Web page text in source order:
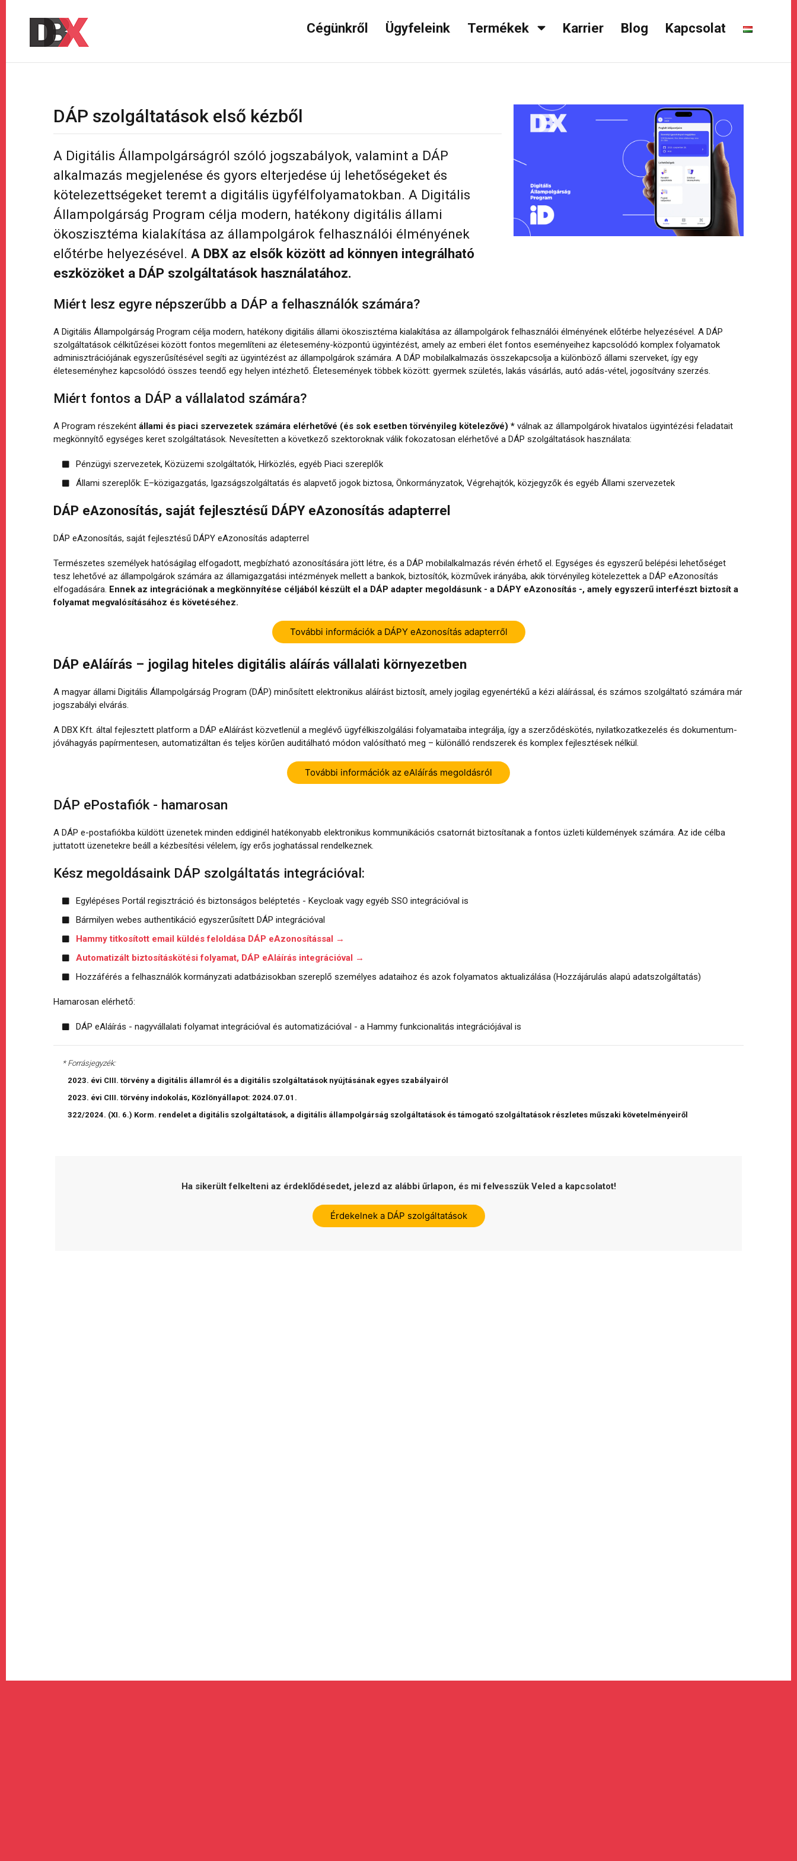
Cégünkről Ügyfeleink Termékek Karrier Blog Kapcsolat
DÁP szolgáltatások első kézből
A Digitális Állampolgárságról szóló jogszabályok, valamint a DÁP
alkalmazás megjelenése és gyors elterjedése új lehetőségeket és
kötelezettségeket teremt a digitális ügyfélfolyamatokban. A Digitális
Állampolgárság Program célja modern, hatékony digitális állami
ökoszisztéma kialakítása az állampolgárok felhasználói élményének
előtérbe helyezésével. A DBX az elsők között ad könnyen integrálható
eszközöket a DÁP szolgáltatások használatához.
Miért lesz egyre népszerűbb a DÁP a felhasználók számára?
A Digitális Állampolgárság Program célja modern, hatékony digitális állami ökoszisztéma kialakítása az állampolgárok felhasználói élményének előtérbe helyezésével. A DÁP
szolgáltatások célkitűzései között fontos megemlíteni az életesemény-központú ügyintézést, amely az emberi élet fontos eseményeihez kapcsolódó komplex folyamatok
adminisztrációjának egyszerűsítésével segíti az ügyintézést az állampolgárok számára. A DÁP mobilalkalmazás összekapcsolja a különböző állami szerveket, így egy
életeseményhez kapcsolódó összes teendő egy helyen intézhető. Életesemények többek között: gyermek születés, lakás vásárlás, autó adás-vétel, jogosítvány szerzés.
Miért fontos a DÁP a vállalatod számára?
A Program részeként állami és piaci szervezetek számára elérhetővé (és sok esetben törvényileg kötelezővé) * válnak az állampolgárok hivatalos ügyintézési feladatait
megkönnyítő egységes keret szolgáltatások. Nevesítetten a következő szektoroknak válik fokozatosan elérhetővé a DÁP szolgáltatások használata:
Pénzügyi szervezetek, Közüzemi szolgáltatók, Hírközlés, egyéb Piaci szereplők
Állami szereplők: E–közigazgatás, Igazságszolgáltatás és alapvető jogok biztosa, Önkormányzatok, Végrehajtók, közjegyzők és egyéb Állami szervezetek
DÁP eAzonosítás, saját fejlesztésű DÁPY eAzonosítás adapterrel
DÁP eAzonosítás, saját fejlesztésű DÁPY eAzonosítás adapterrel
Természetes személyek hatóságilag elfogadott, megbízható azonosítására jött létre, és a DÁP mobilalkalmazás révén érhető el. Egységes és egyszerű belépési lehetőséget
tesz lehetővé az állampolgárok számára az államigazgatási intézmények mellett a bankok, biztosítók, közművek irányába, akik törvényileg kötelezettek a DÁP eAzonosítás
elfogadására. Ennek az integrációnak a megkönnyítése céljából készült el a DÁP adapter megoldásunk - a DÁPY eAzonosítás -, amely egyszerű interfészt biztosít a
folyamat megvalósításához és követéséhez.
További információk a DÁPY eAzonosítás adapterről
DÁP eAláírás – jogilag hiteles digitális aláírás vállalati környezetben
A magyar állami Digitális Állampolgárság Program (DÁP) minősített elektronikus aláírást biztosít, amely jogilag egyenértékű a kézi aláírással, és számos szolgáltató számára már
jogszabályi elvárás.
A DBX Kft. által fejlesztett platform a DÁP eAláírást közvetlenül a meglévő ügyfélkiszolgálási folyamataiba integrálja, így a szerződéskötés, nyilatkozatkezelés és dokumentum-
jóváhagyás papírmentesen, automatizáltan és teljes körűen auditálható módon valósítható meg – különálló rendszerek és komplex fejlesztések nélkül.
További információk az eAláírás megoldásról
DÁP ePostafiók - hamarosan
A DÁP e-postafiókba küldött üzenetek minden eddiginél hatékonyabb elektronikus kommunikációs csatornát biztosítanak a fontos üzleti küldemények számára. Az ide célba
juttatott üzenetekre beáll a kézbesítési vélelem, így erős joghatással rendelkeznek.
Kész megoldásaink DÁP szolgáltatás integrációval:
Egylépéses Portál regisztráció és biztonságos beléptetés - Keycloak vagy egyéb SSO integrációval is
Bármilyen webes authentikáció egyszerűsített DÁP integrációval
Hammy titkosított email küldés feloldása DÁP eAzonosítással →
Automatizált biztosításkötési folyamat, DÁP eAláírás integrációval →
Hozzáférés a felhasználók kormányzati adatbázisokban szereplő személyes adataihoz és azok folyamatos aktualizálása (Hozzájárulás alapú adatszolgáltatás)
Hamarosan elérhető:
DÁP eAláírás - nagyvállalati folyamat integrációval és automatizációval - a Hammy funkcionalitás integrációjával is
* Forrásjegyzék:
2023. évi CIII. törvény a digitális államról és a digitális szolgáltatások nyújtásának egyes szabályairól
2023. évi CIII. törvény indokolás, Közlönyállapot: 2024.07.01.
322/2024. (XI. 6.) Korm. rendelet a digitális szolgáltatások, a digitális állampolgárság szolgáltatások és támogató szolgáltatások részletes műszaki követelményeiről
Ha sikerült felkelteni az érdeklődésedet, jelezd az alábbi űrlapon, és mi felvesszük Veled a kapcsolatot!
Érdekelnek a DÁP szolgáltatások